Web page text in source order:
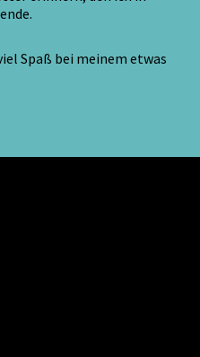
Spaß bei meinem etwas